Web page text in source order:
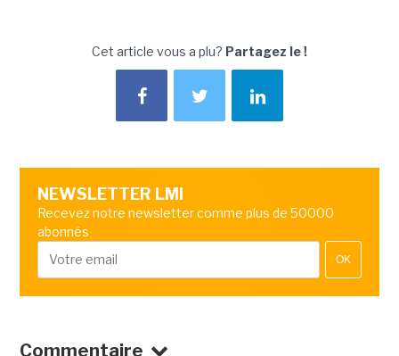
Cet article vous a plu? Partagez le !
NEWSLETTER LMI
Recevez notre newsletter comme plus de 50000
abonnés
OK
Commentaire